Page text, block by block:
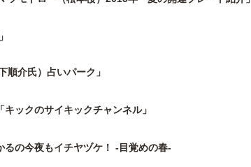
介氏）占いパーク」
ックのサイキックチャンネル」
の今夜もイチヤヅケ！ -目覚めの春-